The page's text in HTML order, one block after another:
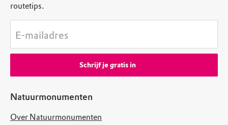
Natuurmonumenten
Over Natuurmonumenten
routetips.
E-mailadres
Schrijf je gratis in